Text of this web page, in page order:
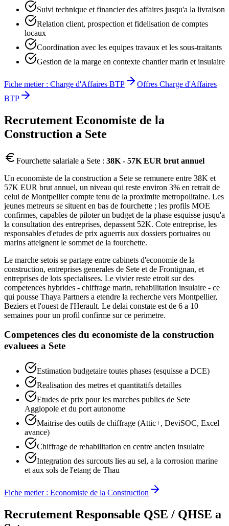
Suivi technique et financier des affaires jusqu'a la livraison
Relation client, prospection et fidelisation de comptes
locaux
Coordination avec les equipes travaux et les sous-traitants
Gestion de la marge en contexte chantier marin et insulaire
Fiche metier : Charge d'Affaires BTP Offres Charge d'Affaires
BTP
Recrutement Economiste de la
Construction a Sete
Fourchette salariale a Sete : 38K - 57K EUR brut annuel
Un economiste de la construction a Sete se remunere entre 38K et
57K EUR brut annuel, un niveau qui reste environ 3% en retrait de
celui de Montpellier compte tenu de la proximite metropolitaine. Les
jeunes metreurs se situent en bas de fourchette ; les profils MOE
confirmes, capables de piloter un budget de la phase esquisse jusqu'a
la consultation des entreprises, depassent 52K. Cote entreprise, les
responsables d'etudes de prix aguerris aux dossiers portuaires ou
marins atteignent le sommet de la fourchette.
Le marche setois se partage entre cabinets d'economie de la
construction, entreprises generales de Sete et de Frontignan, et
entreprises de lots specialisees. Le vivier reste etroit sur des
competences hybrides - chiffrage marin, rehabilitation insulaire - ce
qui pousse Thaya Partners a etendre la recherche vers Montpellier,
Beziers et l'ouest de l'Herault. Le delai constate est de 6 a 10
semaines pour un profil confirme sur ce perimetre.
Competences cles du economiste de la construction
evaluees a Sete
Estimation budgetaire toutes phases (esquisse a DCE)
Realisation des metres et quantitatifs detailles
Etudes de prix pour les marches publics de Sete
Agglopole et du port autonome
Maitrise des outils de chiffrage (Attic+, DeviSOC, Excel
avance)
Chiffrage de rehabilitation en centre ancien insulaire
Integration des surcouts lies au sel, a la corrosion marine
et aux sols de l'etang de Thau
Fiche metier : Economiste de la Construction
Recrutement Responsable QSE / QHSE a